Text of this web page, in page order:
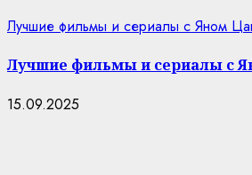
Лучшие фильмы и сериалы с Яном
Лучшие фильмы и сериалы с
15.09.2025